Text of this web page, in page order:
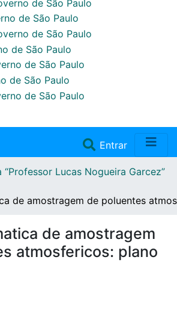
Entrar(current)
“Professor Lucas Nogueira Garcez”
de amostragem de poluentes
de amostragem
atmosfericos: plano